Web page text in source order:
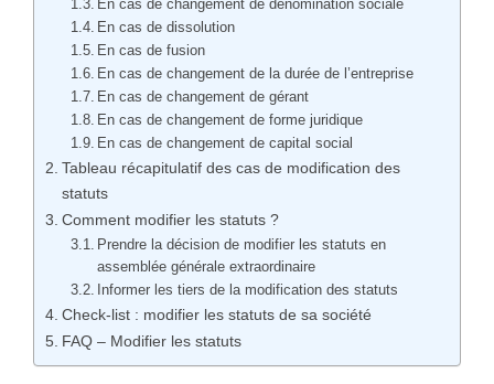
En cas de changement de dénomination sociale
En cas de dissolution
En cas de fusion
En cas de changement de la durée de l’entreprise
En cas de changement de gérant
En cas de changement de forme juridique
En cas de changement de capital social
Tableau récapitulatif des cas de modification des
statuts
Comment modifier les statuts ?
Prendre la décision de modifier les statuts en
assemblée générale extraordinaire
Informer les tiers de la modification des statuts
Check-list : modifier les statuts de sa société
FAQ – Modifier les statuts